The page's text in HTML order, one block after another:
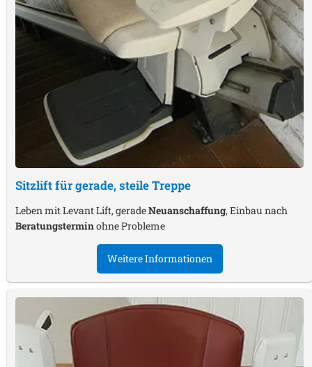
Sitzlift für gerade, steile Treppe
Leben mit Levant Lift, geradeNeuanschaffung, Einbau nach
Beratungsterminohne Probleme
Weitere Informationen